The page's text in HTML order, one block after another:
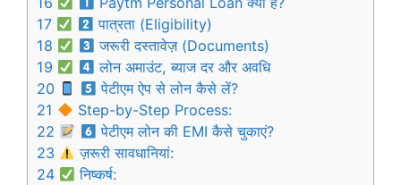
17
पात्रता (Eligibility)
18
जरूरी दस्तावेज़ (Documents)
19
लोन अमाउंट, ब्याज दर और अवधि
20
पेटीएम ऐप से लोन कैसे लें?
21
Step-by-Step Process:
22
पेटीएम लोन की EMI कैसे चुकाएं?
23
ज़रूरी सावधानियां:
24
निष्कर्ष: